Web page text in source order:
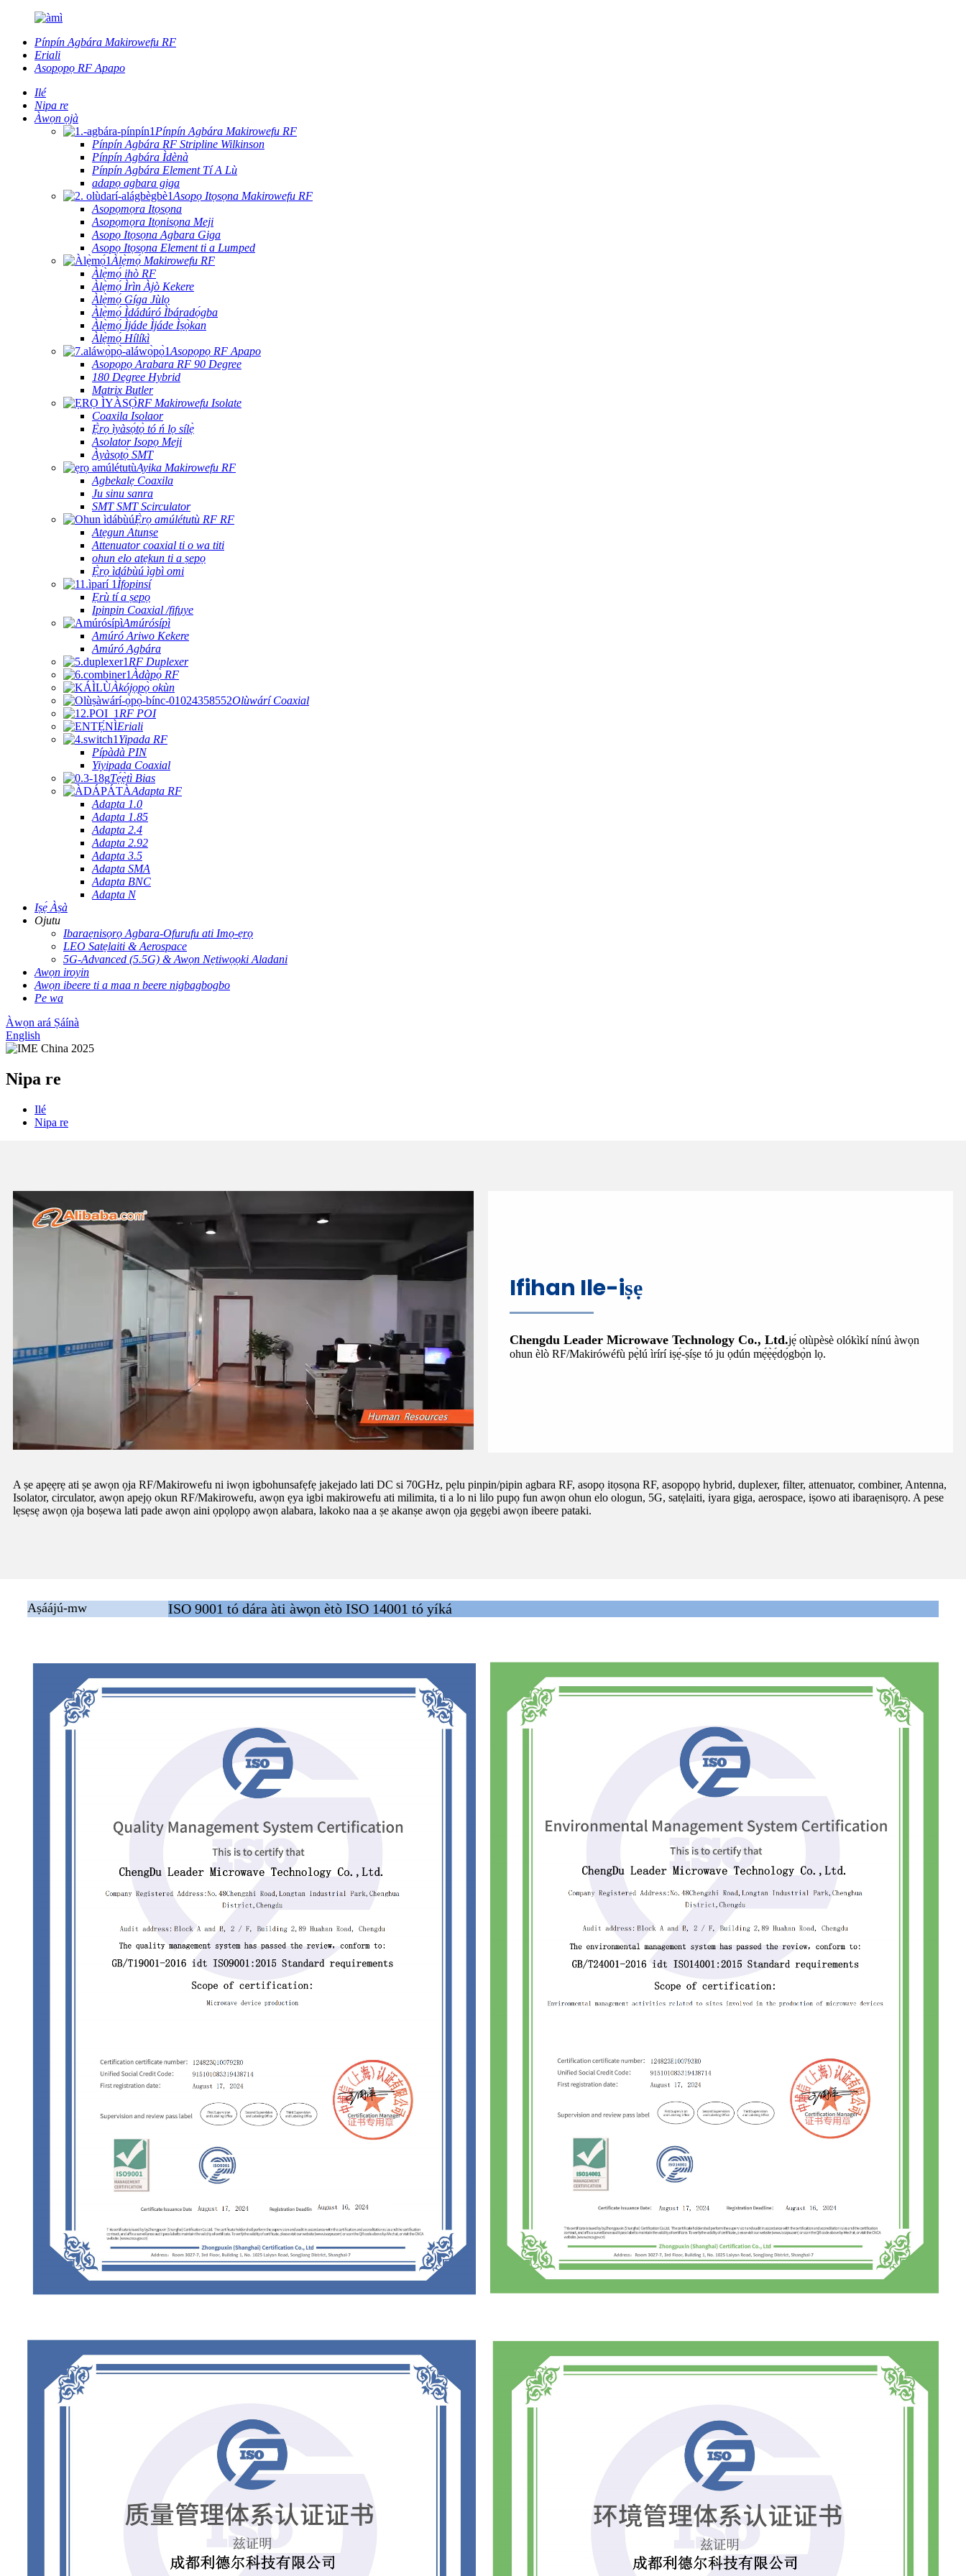
Pínpín Agbára Makirowefu RF
Eriali
Asopọpọ RF Apapo
Ilé
Nipa re
Àwọn ọjà
Pínpín Agbára Makirowefu RF
Pínpín Agbára RF Stripline Wilkinson
Pínpín Agbára Ìdènà
Pínpín Agbára Element Tí A Lù
adapọ agbara giga
Asopọ Itọsọna Makirowefu RF
Asopọmọra Itọsọna
Asopọmọra Itọnisọna Meji
Asopọ Itọsọna Agbara Giga
Asopọ Itọsọna Element ti a Lumped
Àlẹ̀mọ́ Makirowefu RF
Àlẹ̀mọ́ ihò RF
Àlẹ̀mọ́ Ìrìn Àjò Kekere
Àlẹ̀mọ́ Gíga Jùlọ
Àlẹ̀mọ́ Ìdádúró Ìbáradọ́gba
Àlẹ̀mọ́ Ìjáde Ìjáde Ìṣọ̀kan
Àlẹ̀mọ́ Hílíkì
Asopọpọ RF Apapo
Asopọpọ Arabara RF 90 Degree
180 Degree Hybrid
Matrix Butler
RF Makirowefu Isolate
Coaxila Isolaor
Ẹ̀rọ ìyàsọ́tọ̀ tó ń lọ sílẹ̀
Asolator Isopọ Meji
Àyàsọtọ̀ SMT
Ayika Makirowefu RF
Agbekalẹ Coaxila
Ju sinu sanra
SMT SMT Scirculator
Ẹ̀rọ amúlétutù RF RF
Atẹgun Atunṣe
Attenuator coaxial ti o wa titi
ohun elo atẹkun ti a ṣepọ
Ẹ̀rọ ìdábùú ìgbì omi
Ìfopinsí
Ẹrù tí a ṣepọ
Ipinpin Coaxial /fifuye
Amúrósípì
Amúró Ariwo Kekere
Amúró Agbára
RF Duplexer
Àdàpọ̀ RF
Àkójọpọ̀ okùn
Olùwárí Coaxial
RF POI
Eriali
Yipada RF
Pípàdà PIN
Yiyipada Coaxial
Tẹ́ẹ̀tì Bias
Adapta RF
Adapta 1.0
Adapta 1.85
Adapta 2.4
Adapta 2.92
Adapta 3.5
Adapta SMA
Adapta BNC
Adapta N
Iṣẹ́ Àṣà
Ojutu
Ibaraẹnisọrọ Agbara-Ofurufu ati Imọ-ẹrọ
LEO Satẹlaiti & Aerospace
5G-Advanced (5.5G) & Awọn Nẹtiwọọki Aladani
Awọn iroyin
Awọn ibeere ti a maa n beere nigbagbogbo
Pe wa
Àwọn ará Ṣáínà
English
Nipa re
Ilé
Nipa re
Ifihan Ile-iṣẹ
Chengdu Leader Microwave Technology Co., Ltd.jẹ́ olùpèsè olókìkí nínú àwọn
ohun èlò RF/Makirówéfù pẹ̀lú ìrírí iṣẹ́-ṣíṣe tó ju ọdún mẹ́ẹ̀ẹ́dọ́gbọ̀n lọ.
A ṣe apẹẹrẹ ati ṣe awọn ọja RF/Makirowefu ni iwọn igbohunsafẹfẹ jakejado lati DC si 70GHz, pẹlu pinpin/pipin agbara RF, asopọ itọsọna RF, asopọpọ hybrid, duplexer, filter, attenuator, combiner, Antenna,
Isolator, circulator, awọn apejọ okun RF/Makirowefu, awọn ẹya igbi makirowefu ati milimita, ti a lo ni lilo pupọ fun awọn ohun elo ologun, 5G, satẹlaiti, iyara giga, aerospace, iṣowo ati ibaraẹnisọrọ. A pese
lẹsẹsẹ awọn ọja boṣewa lati pade awọn aini ọpọlọpọ awọn alabara, lakoko naa a ṣe akanṣe awọn ọja gẹgẹbi awọn ibeere pataki.
Aṣáájú-mw ISO 9001 tó dára àti àwọn ètò ISO 14001 tó yíká